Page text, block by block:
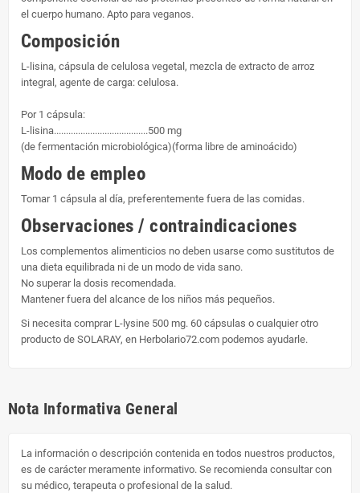
el cuerpo humano. Apto para veganos.
Composición
L-lisina, cápsula de celulosa vegetal, mezcla de extracto de arroz
integral, agente de carga: celulosa.
Por 1 cápsula:
L-lisina.......................................500 mg
(de fermentación microbiológica)(forma libre de aminoácido)
Modo de empleo
Tomar 1 cápsula al día, preferentemente fuera de las comidas.
Observaciones / contraindicaciones
Los complementos alimenticios no deben usarse como sustitutos de
una dieta equilibrada ni de un modo de vida sano.
No superar la dosis recomendada.
Mantener fuera del alcance de los niños más pequeños.
Si necesita comprar L-lysine 500 mg. 60 cápsulas o cualquier otro
producto de SOLARAY, en Herbolario72.com podemos ayudarle.
Nota Informativa General
La información o descripción contenida en todos nuestros productos,
es de carácter meramente informativo. Se recomienda consultar con
su médico, terapeuta o profesional de la salud.